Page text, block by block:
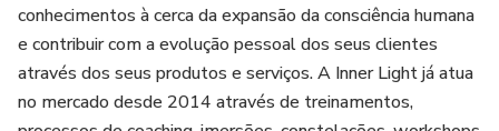
conhecimentos à cerca da expansão da consciência humana
e contribuir com a evolução pessoal dos seus clientes
através dos seus produtos e serviços. A Inner Light já atua
no mercado desde 2014 através de treinamentos,